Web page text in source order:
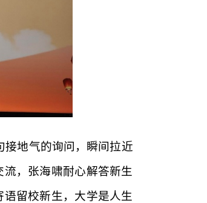
接地气的询问，瞬间拉近
，张海啸耐心解答新生
留校新生，大学是人生